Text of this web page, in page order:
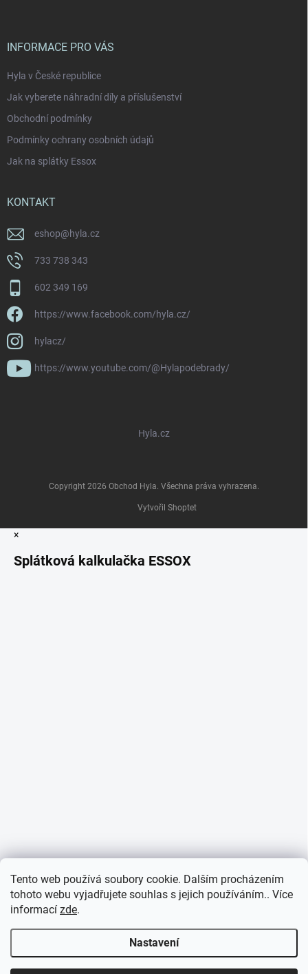
Informace o cookies
Tento web používá soubory cookie. Dalším procházením
tohoto webu vyjadřujete souhlas s jejich používáním.. Více
informací zde.
Nastavení
INFORMACE PRO VÁS
Hyla v České republice
Jak vyberete náhradní díly a příslušenství
Obchodní podmínky
Podmínky ochrany osobních údajů
Jak na splátky Essox
KONTAKT
eshop@hyla.cz
733 738 343
602 349 169
https://www.facebook.com/hyla.cz/
hylacz/
https://www.youtube.com/@Hylapodebrady/
Hyla.cz
Vytvořil Shoptet
Copyright 2026 Obchod Hyla. Všechna práva vyhrazena.
×
Splátková kalkulačka ESSOX